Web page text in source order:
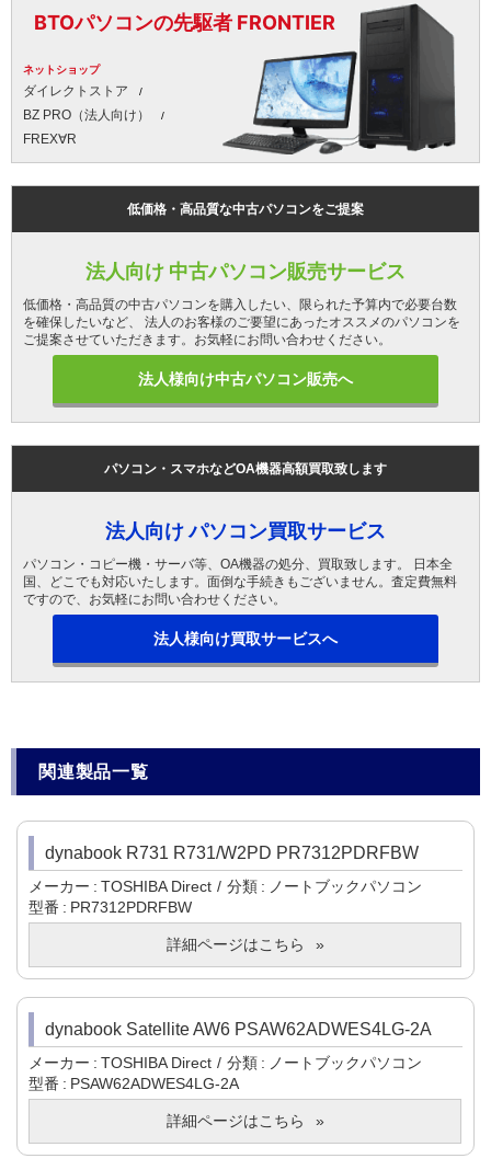
BTOパソコンの先駆者 FRONTIER
ネットショップ
ダイレクトストア
BZ PRO（法人向け）
FREX∀R
低価格・高品質な中古パソコンをご提案
法人向け 中古パソコン販売サービス
低価格・高品質の中古パソコンを購入したい、限られた予算内で必要台数
を確保したいなど、 法人のお客様のご要望にあったオススメのパソコンを
ご提案させていただきます。お気軽にお問い合わせください。
法人様向け中古パソコン販売へ
パソコン・スマホなどOA機器高額買取致します
法人向け パソコン買取サービス
パソコン・コピー機・サーバ等、OA機器の処分、買取致します。 日本全
国、どこでも対応いたします。面倒な手続きもございません。査定費無料
ですので、お気軽にお問い合わせください。
法人様向け買取サービスへ
関連製品一覧
dynabook R731 R731/W2PD PR7312PDRFBW
メーカー TOSHIBA Direct 分類
ノートブックパソコン
型番
PR7312PDRFBW
詳細ページはこちら
dynabook Satellite AW6 PSAW62ADWES4LG-2A
メーカー TOSHIBA Direct 分類
ノートブックパソコン
型番
PSAW62ADWES4LG-2A
詳細ページはこちら